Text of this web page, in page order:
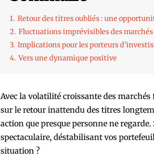
1. Retour des titres oubliés : une
2. Fluctuations imprévisibles des
3. Implications pour les porteurs
4. Vers une dynamique positive
Avec la volatilité croissante des
sur le retour inattendu des titres
action que presque personne ne
spectaculaire, déstabilisant vos
situation ?